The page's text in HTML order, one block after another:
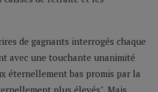
de gagnants interrogés chaque
avec une touchante unanimité
éternellement bas promis par la
plus élevés". Mais